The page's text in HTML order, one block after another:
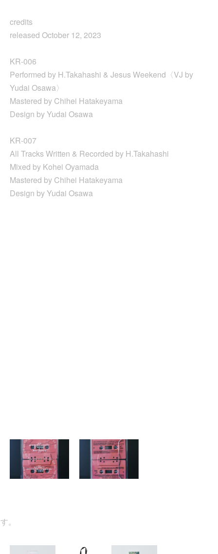
credits
released October 12, 2023
KR-006
Performed by H.Takahashi & Jesus Weekend〈VJ by
Yudai Osawa〉
Mastered by Chihei Hatakeyama
Design by Yudai Osawa
KR-007
All Tracks Written & Recorded by H.Takahashi
Mixed by Kohei Oyamada
Mastered by Chihei Hatakeyama
Design by Yudai Osawa